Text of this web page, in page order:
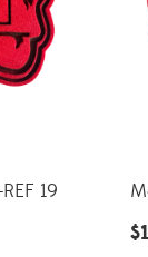
19
$